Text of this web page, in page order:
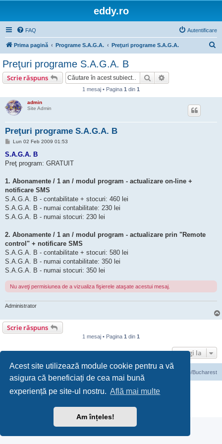
Acest site utilizează module cookie pentru a vă
asigura că beneficiați de cea mai bună
experiență pe site-ul nostru. Află mai multe
Am înțeles!
eddy.ro
FAQ Autentificare
Prima pagină Programe S.A.G.A. Preţuri programe S.A.G.A.
Preţuri programe S.A.G.A. B
Scrie răspuns Căutare
1 mesaj • Pagina 1 din 1
admin
Site Admin
Preţuri programe S.A.G.A. B
M
s
j
Lun 02 Feb 2009 01:53
S.A.G.A. B
Preţ program: GRATUIT
1. Abonamente / 1 an / modul program - actualizare on-line +
notificare SMS
S.A.G.A. B - contabilitate + stocuri: 460 lei
S.A.G.A. B - numai contabilitate: 230 lei
S.A.G.A. B - numai stocuri: 230 lei
2. Abonamente / 1 an / modul program - actualizare prin "Remote
control" + notificare SMS
S.A.G.A. B - contabilitate + stocuri: 580 lei
S.A.G.A. B - numai contabilitate: 350 lei
S.A.G.A. B - numai stocuri: 350 lei
Nu aveţi permisiunea de a vizualiza fişierele ataşate acestui mesaj.
Administrator
Scrie răspuns
1 mesaj • Pagina 1 din 1
Mergi la
Ora este UTC+03:00 Europe/Bucharest
Furnizat de phpBB® Forum Software © phpBB Limited
Confidenţialitate|Termeni de utilizare